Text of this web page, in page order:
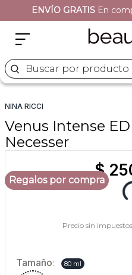
ENVÍO GRATIS En
Buscar por producto o
NINA RICCI
Venus Intense
Necesser
Regalos por compra
$
Precio sin
Tamaño: 80 ml
moschino
naj oleari
5. versace